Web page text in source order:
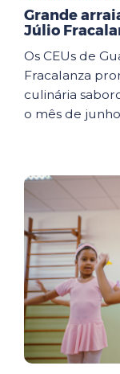
Grande
Júlio
Os CEUs de
Fracalanza
culinária
o mês de